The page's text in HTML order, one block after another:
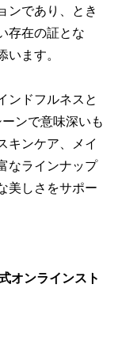
ンであり、とき
存在の証とな
います。
ンドフルネスと
ンで意味深いも
キンケア、メイ
なラインナップ
美しさをサポー
オンラインスト